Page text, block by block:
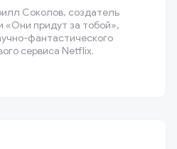
Соколов, создатель
«Они придут за тобой»,
фантастического
сервиса Netflix.